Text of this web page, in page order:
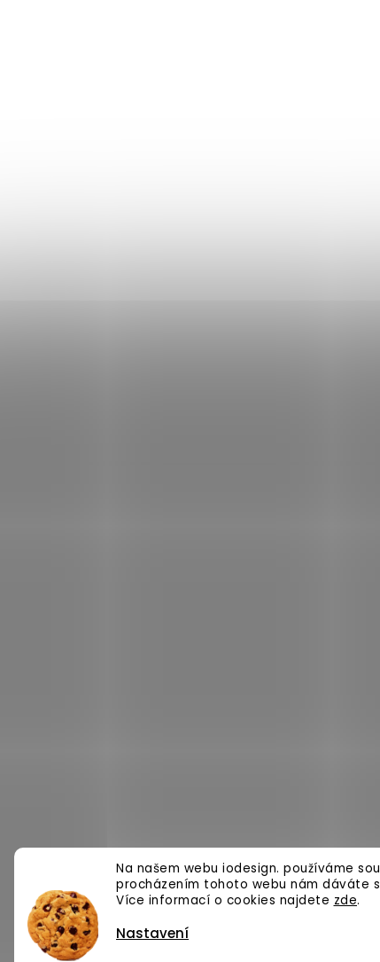
Na našem webu iodesign. používáme
procházením tohoto webu nám dáváte
Více informací o cookies najdete zde.
Nastavení